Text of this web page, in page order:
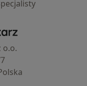
- Strona główna
o.o.